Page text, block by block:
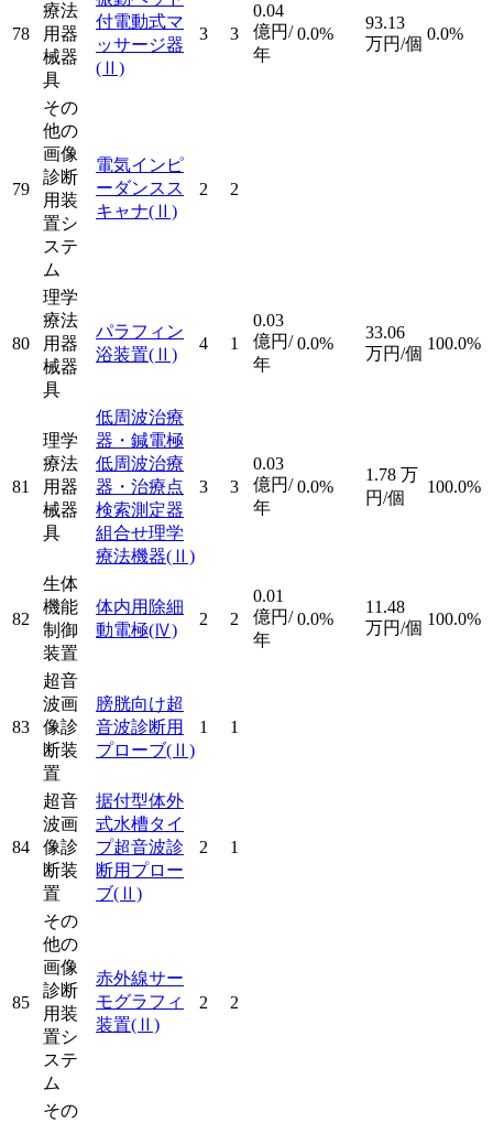
78
療法
用器
械器
具
付電動式マ
ッサージ器
(Ⅱ)
3 3
0.04
億円/
年
0.0%
93.13
万円/個
0.0%
79
その
他の
画像
診断
用装
置シ
ステ
ム
電気インピ
ーダンスス
キャナ(Ⅱ)
2 2
80
理学
療法
用器
械器
具
パラフィン
浴装置(Ⅱ)
4 1
0.03
億円/
年
0.0%
33.06
万円/個
100.0%
81
理学
療法
用器
械器
具
低周波治療
器・鍼電極
低周波治療
器・治療点
検索測定器
組合せ理学
療法機器(Ⅱ)
3 3
0.03
億円/
年
0.0%
1.78 万
円/個
100.0%
82
生体
機能
制御
装置
体内用除細
動電極(Ⅳ)
2 2
0.01
億円/
年
0.0%
11.48
万円/個 100.0%
83
超音
波画
像診
断装
置
膀胱向け超
音波診断用
プローブ(Ⅱ)
1 1
84
超音
波画
像診
断装
置
据付型体外
式水槽タイ
プ超音波診
断用プロー
ブ(Ⅱ)
2 1
85
その
他の
画像
診断
用装
置シ
ステ
ム
赤外線サー
モグラフィ
装置(Ⅱ)
2 2
その